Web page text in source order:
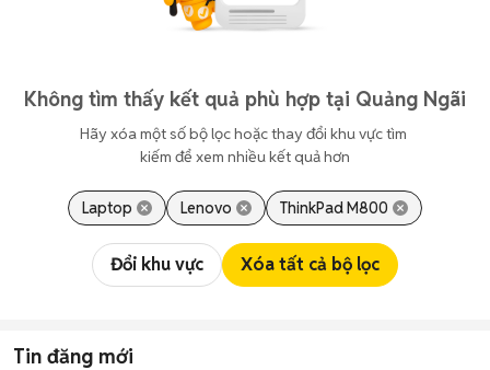
Không tìm thấy kết quả phù hợp tại Quảng Ngãi
Hãy xóa một số bộ lọc hoặc thay đổi khu vực tìm
kiếm để xem nhiều kết quả hơn
Laptop Lenovo ThinkPad M800
Đổi khu vực Xóa tất cả bộ lọc
Tin đăng mới